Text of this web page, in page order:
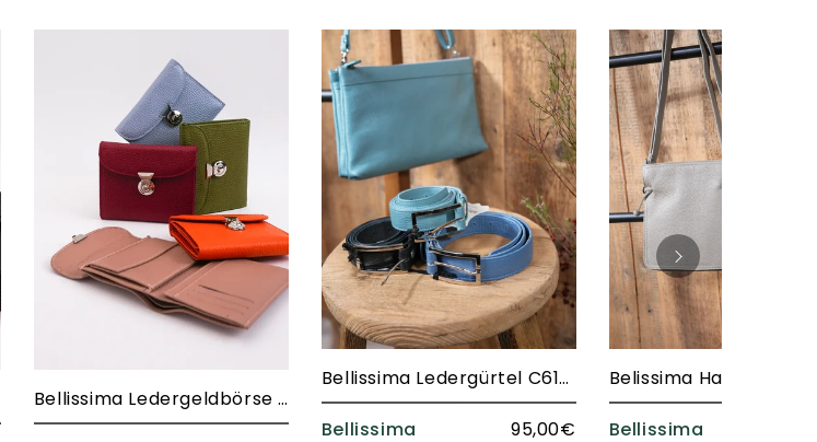
Bellissima Ledergeldbörse 2311 St. James
Bellissima Ledergürtel C6102/30
Bellissima 95,00€ Bellissima